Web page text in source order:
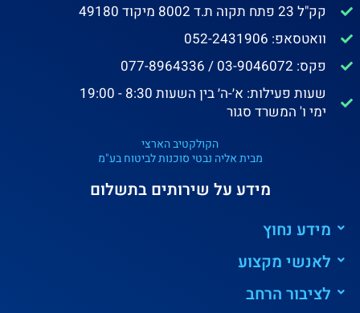
קק"ל 23 פתח תקוה ת.ד 8002 מיקוד 49180
וואטסאפ: 052-2431906
פקס: 03-9046072 / 077-8964336
שעות פעילות: א׳-ה׳ בין השעות 8:30 - 19:00
ימי ו' המשרד סגור
הקולקטיב הארצי
מבית אליה נבטי סוכנות לביטוח בע"מ
מידע על שירותים בתשלום
מידע נחוץ
לאנשי מקצוע
לציבור הרחב